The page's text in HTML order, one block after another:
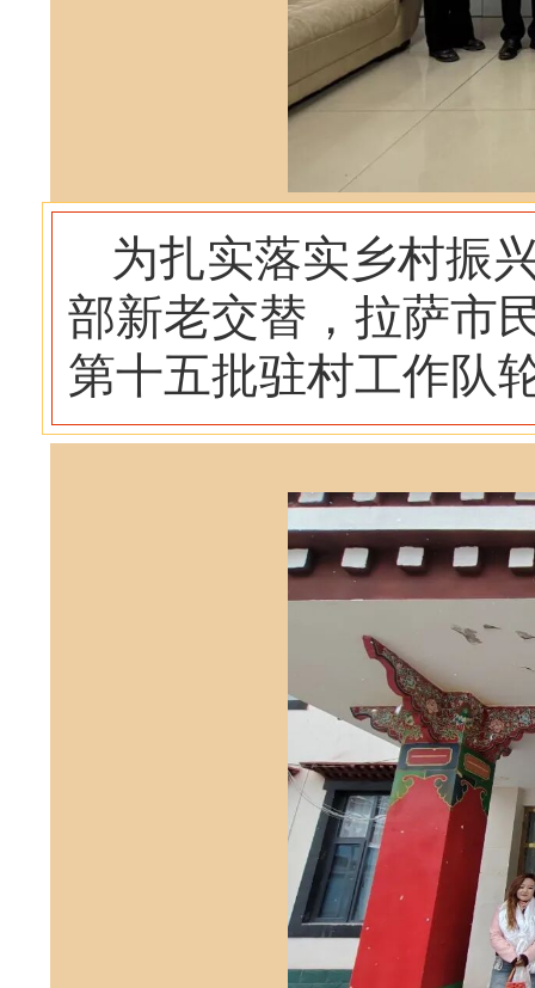
为扎实落实乡村振
部新老交替，拉萨市
第十五批驻村工作队